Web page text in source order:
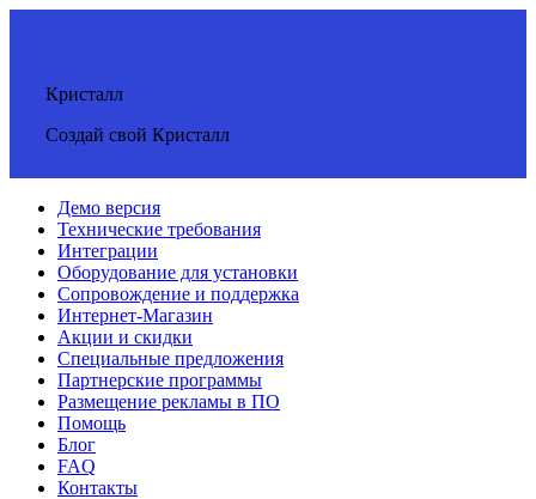
Кристалл
Создай свой Кристалл
Демо версия
Технические требования
Интеграции
Оборудование для установки
Сопровождение и поддержка
Интернет-Магазин
Акции и скидки
Специальные предложения
Партнерские программы
Размещение рекламы в ПО
Помощь
Блог
FAQ
Контакты